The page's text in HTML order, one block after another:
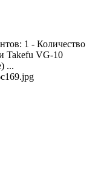
1 - Количество
Takefu VG-10
...